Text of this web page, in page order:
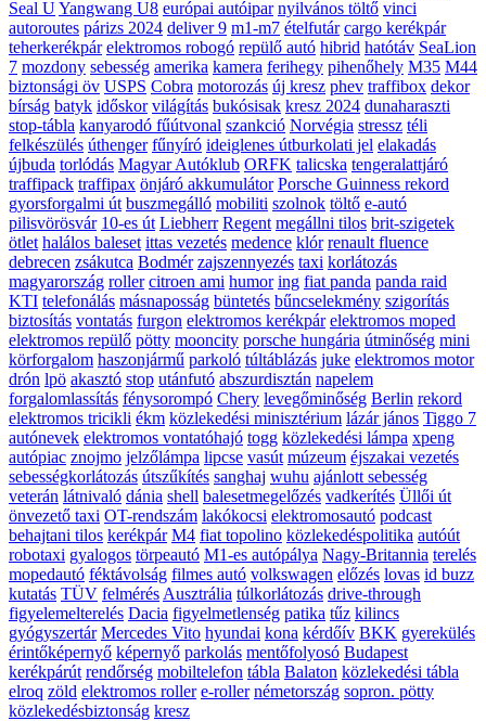
Seal UYangwang U8 európai autóipar nyilvános töltő vinci
autoroutes párizs 2024 deliver 9 m1-m7 ételfutár cargo kerékpár
teherkerékpár elektromos robogó repülő autó hibrid hatótáv SeaLion
7 mozdony sebesség amerika kamera ferihegy pihenőhely M35 M44
biztonsági öv USPS Cobra motorozás új kresz phev traffibox dekor
bírság batyk időskor világítás bukósisak kresz 2024 dunaharaszti
stop-tábla kanyarodó fűútvonal szankció Norvégia stressz téli
felkészülés úthenger fűnyíró ideiglenes útburkolati jel elakadás
újbuda torlódás Magyar Autóklub ORFK talicska tengeralattjáró
traffipack traffipax önjáró akkumulátor Porsche Guinness rekord
gyorsforgalmi út buszmegálló mobiliti szolnok töltő e-autó
pilisvörösvár 10-es út Liebherr Regent megállni tilos brit-szigetek
ötlet halálos baleset ittas vezetés medence klór renault fluence
debrecen zsákutca Bodmér zajszennyezés taxi korlátozás
magyarország roller citroen ami humor ing fiat panda panda raid
KTI telefonálás másnaposság büntetés bűncselekmény szigorítás
biztosítás vontatás furgon elektromos kerékpár elektromos moped
elektromos repülő pötty mooncity porsche hungária útminőség mini
körforgalom haszonjármű parkoló túltáblázás juke elektromos motor
drón lpö akasztó stop utánfutó abszurdisztán napelem
forgalomlassítás fénysorompó Chery levegőminőség Berlin rekord
elektromos tricikli ékm közlekedési minisztérium lázár jános Tiggo 7
autónevek elektromos vontatóhajó togg közlekedési lámpa xpeng
autópiac znojmo jelzőlámpa lipcse vasút múzeum éjszakai vezetés
sebességkorlátozás útszűkítés sanghaj wuhu ajánlott sebesség
veterán látnivaló dánia shell balesetmegelőzés vadkerítés Üllői út
önvezető taxi OT-rendszám lakókocsi elektromosautó podcast
behajtani tilos kerékpár M4 fiat topolino közlekedéspolitika autóút
robotaxi gyalogos törpeautó M1-es autópálya Nagy-Britannia terelés
mopedautó féktávolság filmes autó volkswagen előzés lovas id buzz
kutatás TÜV felmérés Ausztrália túlkorlátozás drive-through
figyelemelterelés Dacia figyelmetlenség patika tűz kilincs
gyógyszertár Mercedes Vito hyundai kona kérdőív BKK gyerekülés
érintőképernyő képernyő parkolás mentőfolyosó Budapest
kerékpárút rendőrség mobiltelefon tábla Balaton közlekedési tábla
elroq zöld elektromos roller e-roller németország sopron. pötty
közlekedésbiztonság kresz